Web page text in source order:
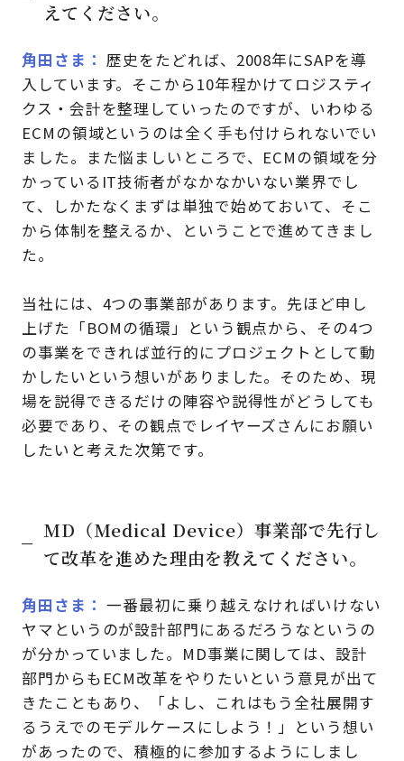
えてください。
角田さま
歴史をたどれば、2008年にSAPを導
入しています。そこから10年程かけてロジスティ
クス・会計を整理していったのですが、いわゆる
ECMの領域というのは全く手も付けられないでい
ました。また悩ましいところで、ECMの領域を分
かっているIT技術者がなかなかいない業界でし
て、しかたなくまずは単独で始めておいて、そこ
から体制を整えるか、ということで進めてきまし
た。
当社には、4つの事業部があります。先ほど申し
上げた「BOMの循環」という観点から、その4つ
の事業をできれば並行的にプロジェクトとして動
かしたいという想いがありました。そのため、現
場を説得できるだけの陣容や説得性がどうしても
必要であり、その観点でレイヤーズさんにお願い
したいと考えた次第です。
MD（Medical Device）事業部で先行し
て改革を進めた理由を教えてください。
角田さま
一番最初に乗り越えなければいけない
ヤマというのが設計部門にあるだろうなというの
が分かっていました。MD事業に関しては、設計
部門からもECM改革をやりたいという意見が出て
きたこともあり、「よし、これはもう全社展開す
るうえでのモデルケースにしよう！」という想い
があったので、積極的に参加するようにしまし